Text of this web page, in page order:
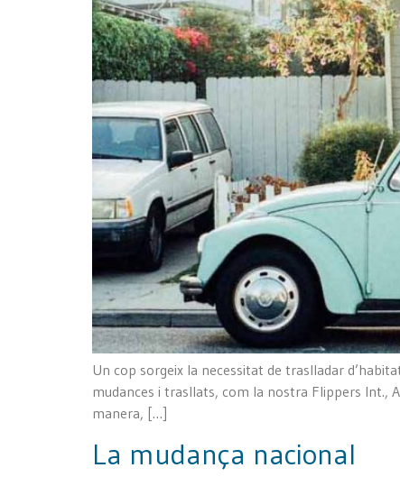
Un cop sorgeix la necessitat de traslladar
mudances i trasllats, com la nostra Flippers Int.,
manera, […]
La mudança nacional